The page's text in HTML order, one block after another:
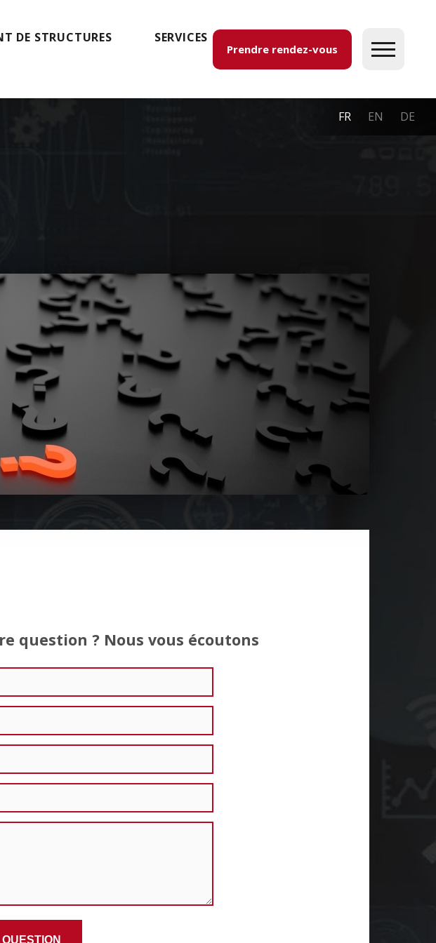
Prendre rendez-vous
FR EN DE
DE STRUCTURES SERVICES
question ? Nous vous écoutons